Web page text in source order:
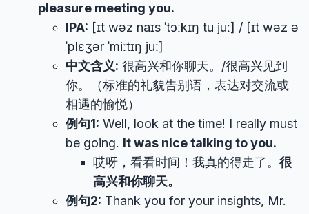
pleasure meeting you.
IPA: [ɪt wəz naɪs ˈtɔːkɪŋ tu juː] / [ɪt wəz ə
ˈplɛʒər ˈmiːtɪŋ juː]
中文含义: 很高兴和你聊天。/很高兴见到
你。（标准的礼貌告别语，表达对交流或
相遇的愉悦）
例句1: Well, look at the time! I really must
be going. It was nice talking to you.
哎呀，看看时间！我真的得走了。 很
高兴和你聊天。
例句2: Thank you for your insights, Mr.